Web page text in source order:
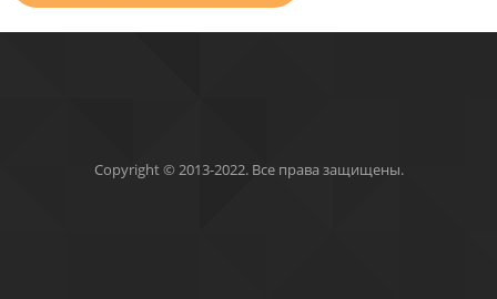
Copyright © 2013-2022. Все права защищены.